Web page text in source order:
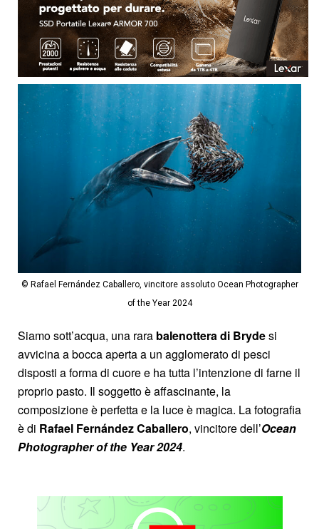
© Rafael Fernández Caballero, vincitore assoluto Ocean Photographer
of the Year 2024
Siamo sott’acqua, una rara balenottera di Brydesi
avvicina a bocca aperta a un agglomerato di pesci
disposti a forma di cuore e ha tutta l’intenzione di farne il
proprio pasto. Il soggetto è affascinante, la
composizione è perfetta e la luce è magica. La fotografia
è di Rafael Fernández Caballero, vincitore dell’Ocean
Photographer of the Year 2024.